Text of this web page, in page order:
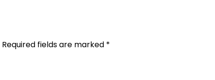
Required fields are marked *